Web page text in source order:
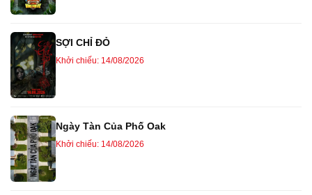
SỢI CHỈ ĐỎ
Khởi chiếu: 14/08/2026
Ngày Tàn Của Phố Oak
Khởi chiếu: 14/08/2026